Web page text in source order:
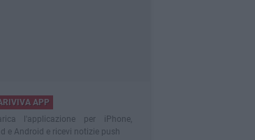
APP
l'applicazione per iPhone,
e Android e ricevi notizie push